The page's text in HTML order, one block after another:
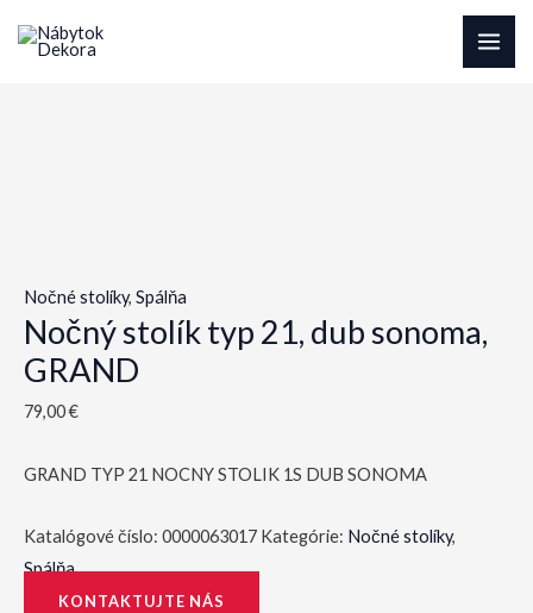
Nočné stolíky, Spálňa
Nočný stolík typ 21, dub sonoma,
GRAND
79,00€
GRAND TYP 21 NOCNY STOLIK 1S DUB SONOMA
Katalógové číslo: 0000063017 Kategórie: Nočné stolíky,
Spálňa
KONTAKTUJTE NÁS